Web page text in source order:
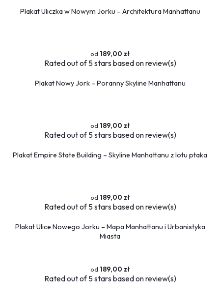
Plakat Uliczka w Nowym Jorku – Architektura Manhattanu
189,00 zł
Ratedout of 5 stars based onreview(s)
Plakat Nowy Jork – Poranny Skyline Manhattanu
189,00 zł
Ratedout of 5 stars based onreview(s)
Plakat Empire State Building – Skyline Manhattanu z lotu ptaka
189,00 zł
Ratedout of 5 stars based onreview(s)
Plakat Ulice Nowego Jorku – Mapa Manhattanu i Urbanistyka
Miasta
189,00 zł
Ratedout of 5 stars based onreview(s)